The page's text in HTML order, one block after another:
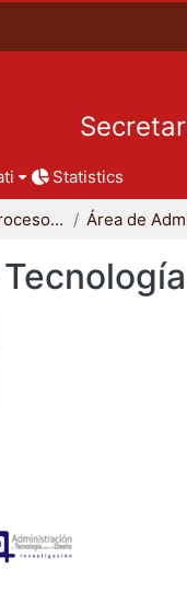
Statistics
Departamento de Procesos y Técnicas de Realización